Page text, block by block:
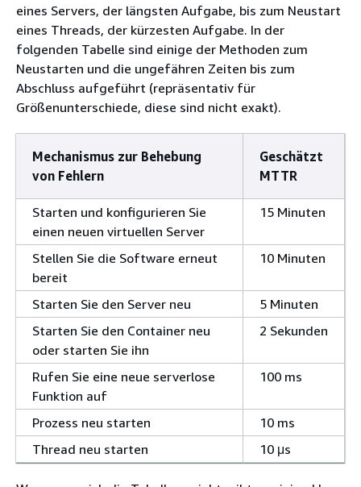
eines Servers, der längsten Aufgabe, bis zum Neustart
eines Threads, der kürzesten Aufgabe. In der
folgenden Tabelle sind einige der Methoden zum
Neustarten und die ungefähren Zeiten bis zum
Abschluss aufgeführt (repräsentativ für
Größenunterschiede, diese sind nicht exakt).
Mechanismus zur Behebung
von Fehlern
Geschätzt
MTTR
Starten und konfigurieren Sie
einen neuen virtuellen Server
15 Minuten
Stellen Sie die Software erneut
bereit
10 Minuten
Starten Sie den Server neu
5 Minuten
Starten Sie den Container neu
oder starten Sie ihn
2 Sekunden
Rufen Sie eine neue serverlose
Funktion auf
100 ms
Prozess neu starten
10 ms
Thread neu starten
10 μs